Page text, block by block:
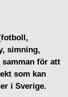
simning,
för att
som kan
i Sverige.